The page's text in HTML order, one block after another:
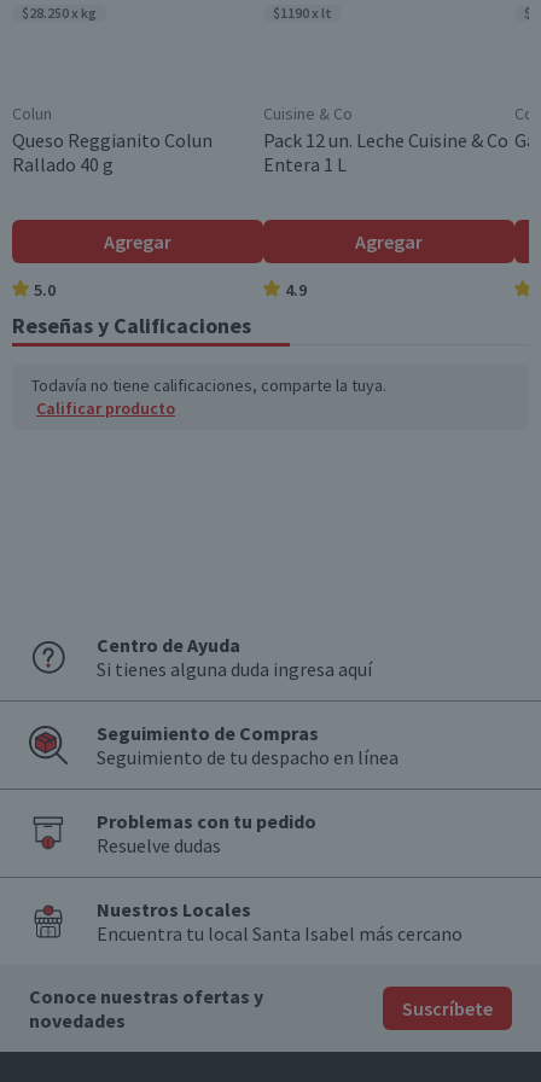
$28.250 x kg
Colun
Queso Reggianito Colun
Rallado 40 g
Agregar
5.0
$1190 x lt
Cuisine & Co
Pack 12 un. Leche Cuisine & Co
Entera 1 L
Agregar
4.9
Reseñas y Calificaciones
Todavía no tiene calificaciones, comparte la tuya.
Calificar producto
Centro de Ayuda
Si tienes alguna duda ingresa aquí
Seguimiento de Compras
Seguimiento de tu despacho en línea
Problemas con tu pedido
Resuelve dudas
Nuestros Locales
Encuentra tu local Santa Isabel más cercano
Conoce nuestras ofertas y
novedades
Suscríbete